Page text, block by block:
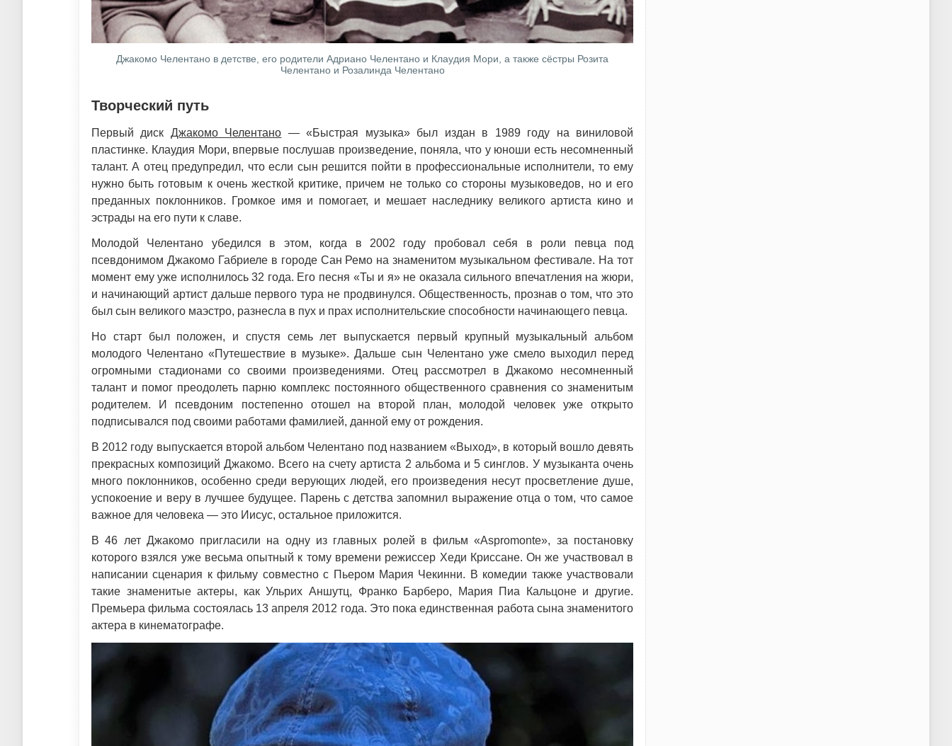
Джакомо Челентано в детстве, его родители Адриано Челентано и Клаудия Мори, а также сёстры Розита
Челентано и Розалинда Челентано
Творческий путь
Первый диск Джакомо Челентано — «Быстрая музыка» был издан в 1989 году на виниловой
пластинке. Клаудия Мори, впервые послушав произведение, поняла, что у юноши есть несомненный
талант. А отец предупредил, что если сын решится пойти в профессиональные исполнители, то ему
нужно быть готовым к очень жесткой критике, причем не только со стороны музыковедов, но и его
преданных поклонников. Громкое имя и помогает, и мешает наследнику великого артиста кино и
эстрады на его пути к славе.
Молодой Челентано убедился в этом, когда в 2002 году пробовал себя в роли певца под
псевдонимом Джакомо Габриеле в городе Сан Ремо на знаменитом музыкальном фестивале. На тот
момент ему уже исполнилось 32 года. Его песня «Ты и я» не оказала сильного впечатления на жюри,
и начинающий артист дальше первого тура не продвинулся. Общественность, прознав о том, что это
был сын великого маэстро, разнесла в пух и прах исполнительские способности начинающего певца.
Но старт был положен, и спустя семь лет выпускается первый крупный музыкальный альбом
молодого Челентано «Путешествие в музыке». Дальше сын Челентано уже смело выходил перед
огромными стадионами со своими произведениями. Отец рассмотрел в Джакомо несомненный
талант и помог преодолеть парню комплекс постоянного общественного сравнения со знаменитым
родителем. И псевдоним постепенно отошел на второй план, молодой человек уже открыто
подписывался под своими работами фамилией, данной ему от рождения.
В 2012 году выпускается второй альбом Челентано под названием «Выход», в который вошло девять
прекрасных композиций Джакомо. Всего на счету артиста 2 альбома и 5 синглов. У музыканта очень
много поклонников, особенно среди верующих людей, его произведения несут просветление душе,
успокоение и веру в лучшее будущее. Парень с детства запомнил выражение отца о том, что самое
важное для человека — это Иисус, остальное приложится.
В 46 лет Джакомо пригласили на одну из главных ролей в фильм «Aspromonte», за постановку
которого взялся уже весьма опытный к тому времени режиссер Хеди Криссане. Он же участвовал в
написании сценария к фильму совместно с Пьером Мария Чекинни. В комедии также участвовали
такие знаменитые актеры, как Ульрих Аншутц, Франко Барберо, Мария Пиа Кальцоне и другие.
Премьера фильма состоялась 13 апреля 2012 года. Это пока единственная работа сына знаменитого
актера в кинематографе.